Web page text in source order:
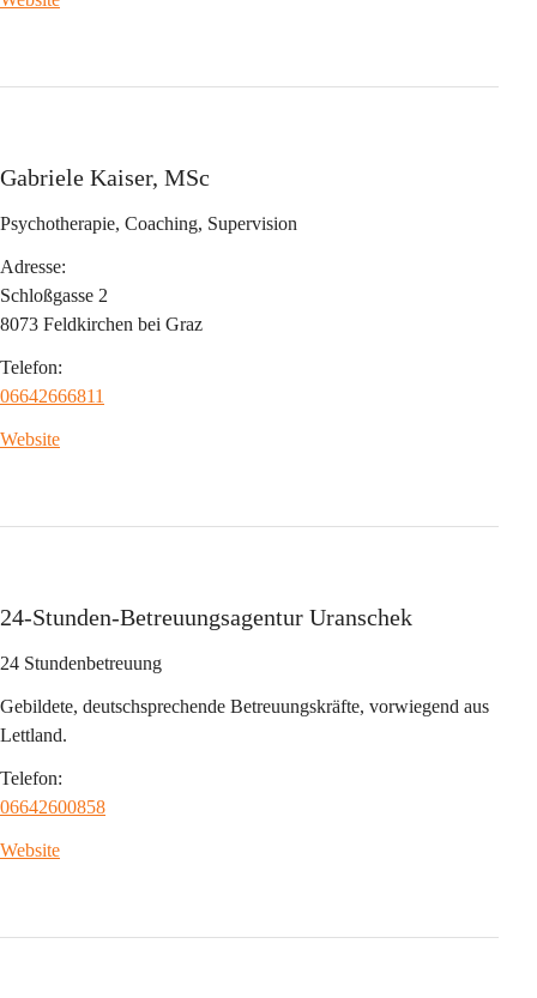
Gabriele Kaiser, MSc
Psychotherapie, Coaching, Supervision
Adresse:
Schloßgasse 2
8073 Feldkirchen bei Graz
Telefon:
06642666811
Website
24-Stunden-Betreuungsagentur Uranschek
24 Stundenbetreuung
Gebildete, deutschsprechende Betreuungskräfte, vorwiegend aus
Lettland.
Telefon:
06642600858
Website